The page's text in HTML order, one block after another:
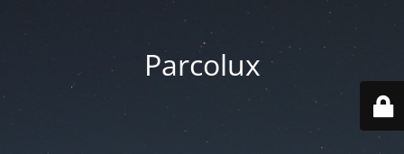
Parcolux